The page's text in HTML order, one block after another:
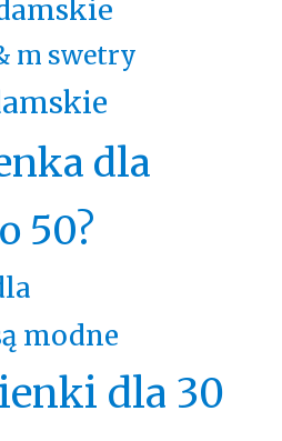
m swetry
dla
50?
modne
dla 30